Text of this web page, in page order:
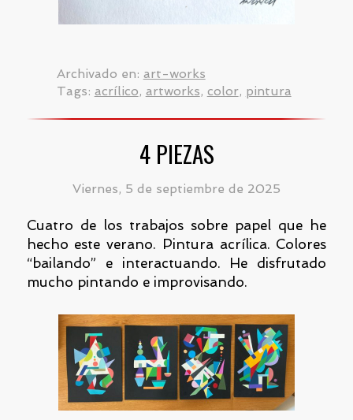
Archivado en: art-works
Tags: acrílico, artworks, color, pintura
4 PIEZAS
Viernes, 5 de septiembre de 2025
Cuatro de los trabajos sobre papel que he
hecho este verano. Pintura acrílica. Colores
“bailando” e interactuando. He disfrutado
mucho pintando e improvisando.